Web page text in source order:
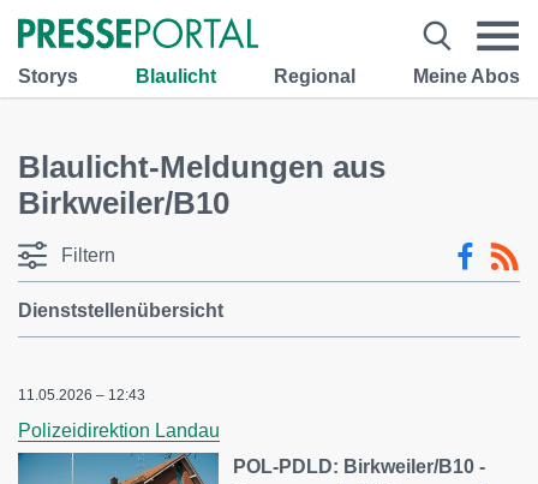
Storys Blaulicht Regional Meine Abos
Blaulicht-Meldungen aus
Birkweiler/B10
Filtern
Dienststellenübersicht
11.05.2026 – 12:43
Polizeidirektion Landau
POL-PDLD: Birkweiler/B10 -